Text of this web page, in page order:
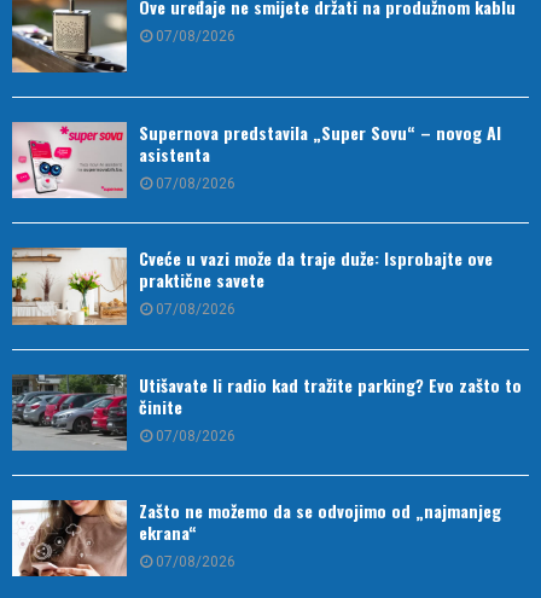
Ove uređaje ne smijete držati na produžnom kablu
07/08/2026
Supernova predstavila „Super Sovu“ – novog AI
asistenta
07/08/2026
Cveće u vazi može da traje duže: Isprobajte ove
praktične savete
07/08/2026
Utišavate li radio kad tražite parking? Evo zašto to
činite
07/08/2026
Zašto ne možemo da se odvojimo od „najmanjeg
ekrana“
07/08/2026